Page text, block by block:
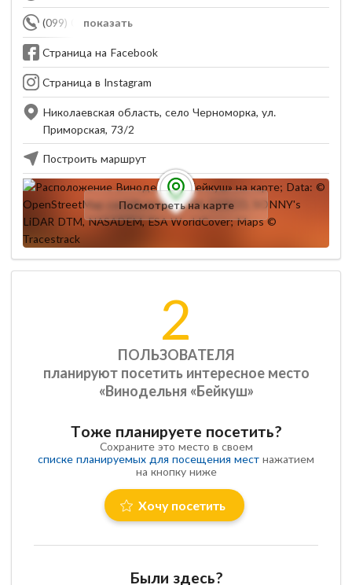
показать
(099) 006-78-60
Страница на Facebook
Страница в Instagram
Николаевская область, село Черноморка, ул.
Приморская, 73/2
Построить маршрут
Посмотреть на карте
2
ПОЛЬЗОВАТЕЛЯ
планируют посетить интересное место
«Винодельня «Бейкуш»
Тоже планируете посетить?
Сохраните это место в своем
списке планируемых для посещения мест нажатием
на кнопку ниже
Хочу посетить
Были здесь?